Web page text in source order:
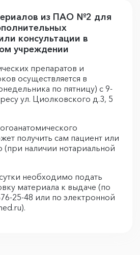
из ПАО №2 для
консультации в
учреждении
препаратов и
осуществляется в
по пятницу) с 9-
ул. Циолковского д.3, 5
получить сам пациент или
наличии нотариальной
необходимо подать
материала к выдаче (по
25-48 или по электронной